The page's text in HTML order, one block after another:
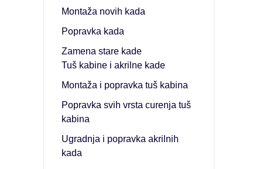
Montaža novih kada
Popravka kada
Zamena stare kade
Tuš kabine i akrilne kade
Montaža i popravka tuš kabina
Popravka svih vrsta curenja tuš
kabina
Ugradnja i popravka akrilnih
kada